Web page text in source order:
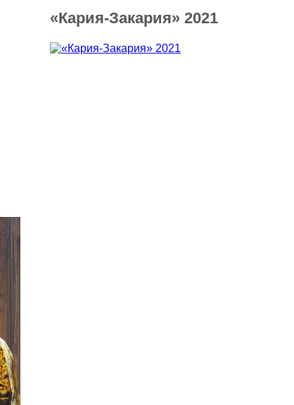
«Кария-Закария» 2021